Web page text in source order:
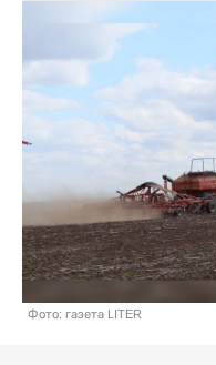
Фото: газета LITER